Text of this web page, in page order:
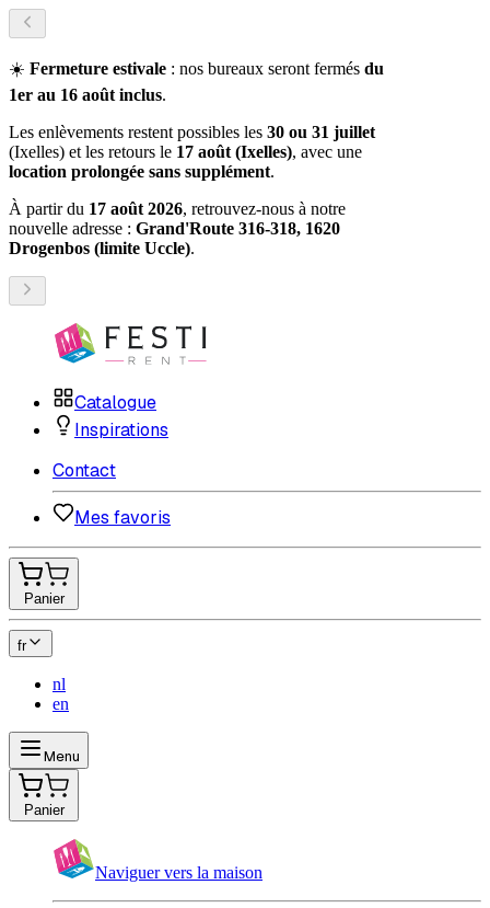
☀️ Fermeture estivale : nos bureaux seront fermés du
1er au 16 août inclus.
Les enlèvements restent possibles les 30 ou 31 juillet
(Ixelles) et les retours le 17 août (Ixelles), avec une
location prolongée sans supplément.
À partir du 17 août 2026, retrouvez-nous à notre
nouvelle adresse : Grand'Route 316-318, 1620
Drogenbos (limite Uccle).
Catalogue
Inspirations
Contact
Mes favoris
Panier
fr
nl
en
Menu
Panier
Naviguer vers la maison